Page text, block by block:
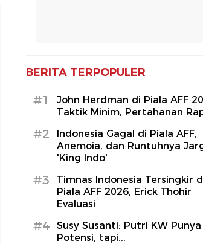
BERITA TERPOPULER
#1
John Herdman di Piala AFF
Taktik Minim, Pertahanan
#2
Indonesia Gagal di Piala AFF,
Anemoia, dan Runtuhnya
'King Indo'
#3
Timnas Indonesia Tersingkir
Piala AFF 2026, Erick Thohir
Evaluasi
#4
Susy Susanti: Putri KW Punya
Potensi, tapi...